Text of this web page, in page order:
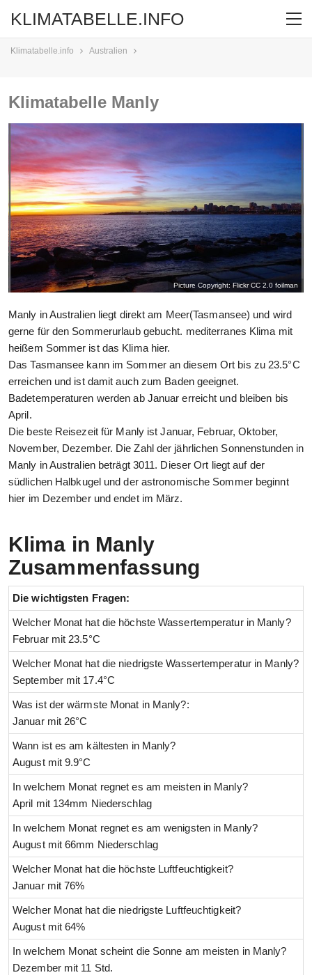
KLIMATABELLE.INFO
Klimatabelle.info Australien
Klimatabelle Manly
Picture Copyright: Flickr CC 2.0 foilman
Manly in Australien liegt direkt am Meer(Tasmansee) und wird
gerne für den Sommerurlaub gebucht. mediterranes Klima mit
heißem Sommer ist das Klima hier.
Das Tasmansee kann im Sommer an diesem Ort bis zu 23.5°C
erreichen und ist damit auch zum Baden geeignet.
Badetemperaturen werden ab Januar erreicht und bleiben bis
April.
Die beste Reisezeit für Manly ist Januar, Februar, Oktober,
November, Dezember. Die Zahl der jährlichen Sonnenstunden in
Manly in Australien beträgt 3011. Dieser Ort liegt auf der
südlichen Halbkugel und der astronomische Sommer beginnt
hier im Dezember und endet im März.
Klima in Manly
Zusammenfassung
Die wichtigsten Fragen:
Welcher Monat hat die höchste Wassertemperatur in Manly?
Februar mit 23.5°C
Welcher Monat hat die niedrigste Wassertemperatur in Manly?
September mit 17.4°C
Was ist der wärmste Monat in Manly?:
Januar mit 26°C
Wann ist es am kältesten in Manly?
August mit 9.9°C
In welchem Monat regnet es am meisten in Manly?
April mit 134mm Niederschlag
In welchem Monat regnet es am wenigsten in Manly?
August mit 66mm Niederschlag
Welcher Monat hat die höchste Luftfeuchtigkeit?
Januar mit 76%
Welcher Monat hat die niedrigste Luftfeuchtigkeit?
August mit 64%
In welchem Monat scheint die Sonne am meisten in Manly?
Dezember mit 11 Std.